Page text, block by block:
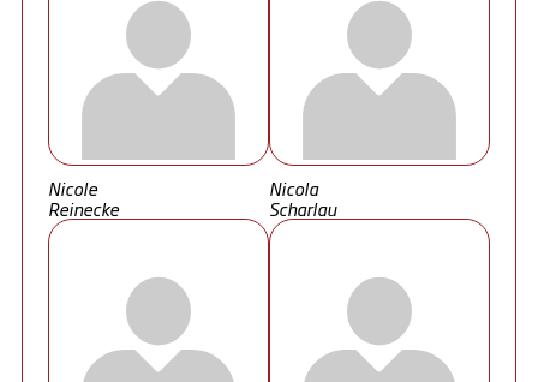
Nicole
Reinecke
Nicola
Scharlau